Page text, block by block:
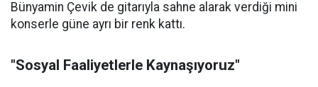
Bünyamin Çevik de gitarıyla sahne alarak verdiği mini
konserle güne ayrı bir renk kattı.
"Sosyal Faaliyetlerle Kaynaşıyoruz"